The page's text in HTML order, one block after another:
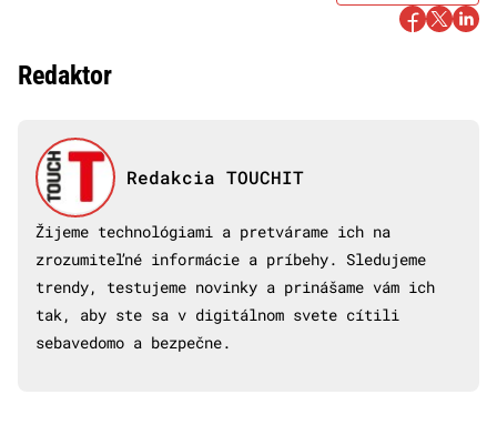
Redaktor
Redakcia TOUCHIT
Žijeme technológiami a pretvárame ich na
zrozumiteľné informácie a príbehy. Sledujeme
trendy, testujeme novinky a prinášame vám ich
tak, aby ste sa v digitálnom svete cítili
sebavedomo a bezpečne.